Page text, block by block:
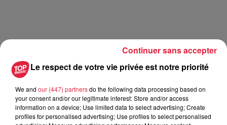
Le respect de votre vie privée est notre priorité
We and our (447) partnersdo the following data processing based on
your consent and/or our legitimate interest: Store and/or access
information on a device; Use limited data to select advertising; Create
profiles for personalised advertising; Use profiles to select personalised
Continuer sans accepter